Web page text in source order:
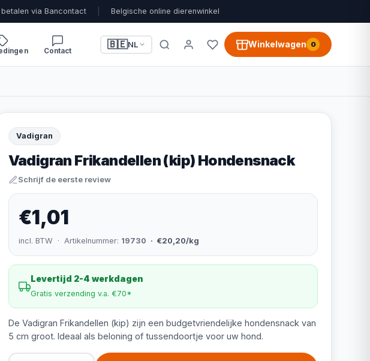
via Bancontact Belgische online dierenwinkel
Contact
🇧🇪NL Winkelwagen 0
Vadigran
Vadigran Frikandellen (kip) Hondensnack
Schrijf de eerste review
€1,01
incl. BTW · Artikelnummer: 19730 · €20,20/kg
Levertijd 2-4 werkdagen
Gratis verzending v.a. €70*
De Vadigran Frikandellen (kip) zijn een budgetvriendelijke hondensnack van
5 cm groot. Ideaal als beloning of tussendoortje voor uw hond.